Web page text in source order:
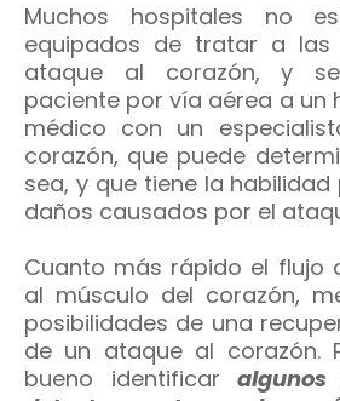
Muchos hospitales no
equipados de tratar a
ataque al corazón, y
paciente por vía aérea a un
médico con un
corazón, que puede
sea, y que tiene la
daños causados por el
Cuanto más rápido el flujo
al músculo del corazón,
posibilidades de una
de un ataque al corazón.
bueno identificar